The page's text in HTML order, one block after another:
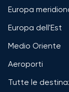
Europa
Europa dell'Est
Medio Oriente
Aeroporti
Tutte le